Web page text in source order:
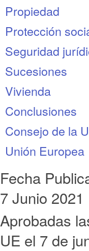
Propiedad
Protección
Seguridad
Sucesiones
Vivienda
Conclusiones
Consejo de la
Unión Europea
Fecha
7 Junio 2021
Aprobadas
UE el 7 de